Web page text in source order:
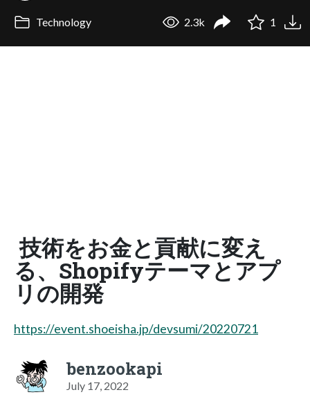
Technology 2.3k 1
技術をお金と貢献に変え
る、Shopifyテーマとアプ
リの開発
https://event.shoeisha.jp/devsumi/20220721
benzookapi
July 17, 2022